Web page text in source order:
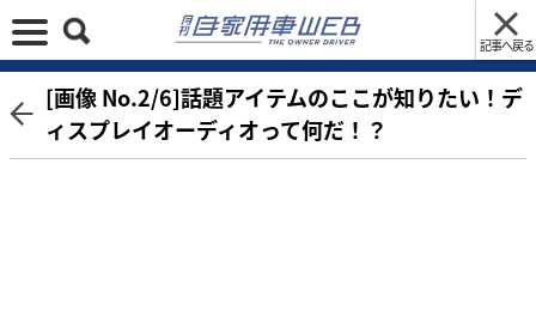
記事へ戻る
[画像 No.2/6]話題アイテムのここが知りたい！デ
ィスプレイオーディオって何だ！？